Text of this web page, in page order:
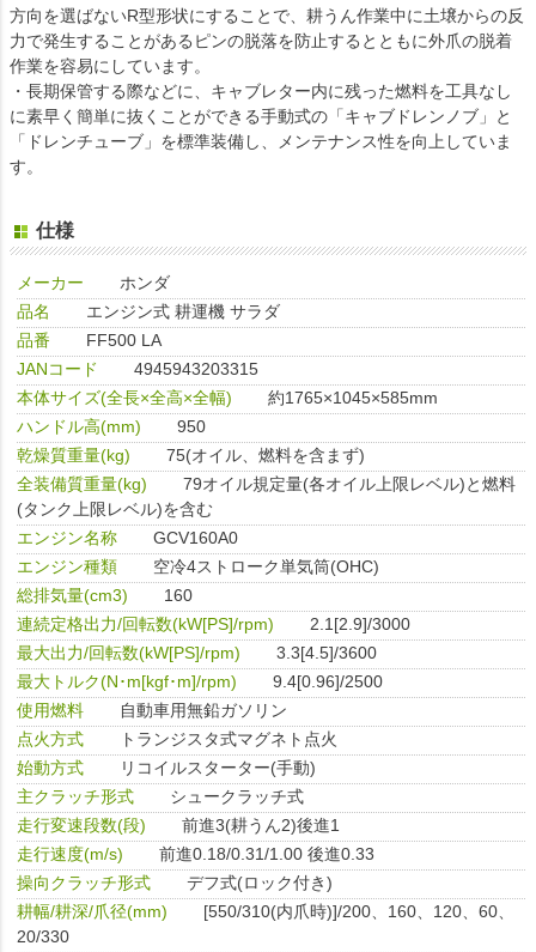
方向を選ばないR型形状にすることで、耕うん作業中に土壌からの反
力で発生することがあるピンの脱落を防止するとともに外爪の脱着
作業を容易にしています。
・長期保管する際などに、キャブレター内に残った燃料を工具なし
に素早く簡単に抜くことができる手動式の「キャブドレンノブ」と
「ドレンチューブ」を標準装備し、メンテナンス性を向上していま
す。
仕様
メーカー
ホンダ
品名
エンジン式 耕運機 サラダ
品番
FF500 LA
JANコード
4945943203315
本体サイズ(全長×全高×全幅)
約1765×1045×585mm
ハンドル高(mm)
950
乾燥質重量(kg)
75(オイル、燃料を含まず)
全装備質重量(kg)
79オイル規定量(各オイル上限レベル)と燃料
(タンク上限レベル)を含む
エンジン名称
GCV160A0
エンジン種類
空冷4ストローク単気筒(OHC)
総排気量(cm3)
160
連続定格出力/回転数(kW[PS]/rpm)
2.1[2.9]/3000
最大出力/回転数(kW[PS]/rpm)
3.3[4.5]/3600
最大トルク(N･m[kgf･m]/rpm)
9.4[0.96]/2500
使用燃料
自動車用無鉛ガソリン
点火方式
トランジスタ式マグネト点火
始動方式
リコイルスターター(手動)
主クラッチ形式
シュークラッチ式
走行変速段数(段)
前進3(耕うん2)後進1
走行速度(m/s)
前進0.18/0.31/1.00 後進0.33
操向クラッチ形式
デフ式(ロック付き)
耕幅/耕深/爪径(mm)
[550/310(内爪時)]/200、160、120、60、
20/330